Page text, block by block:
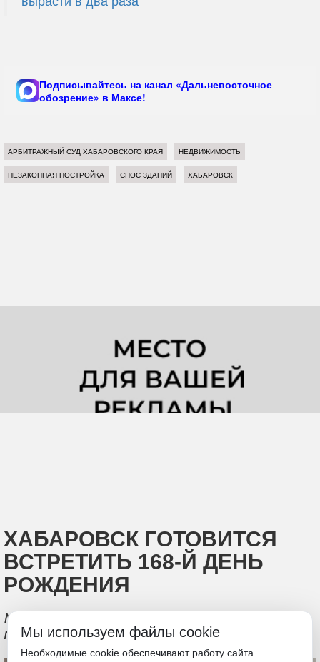
Подписывайтесь на канал «Дальневосточное
обозрение» в Максе!
АРБИТРАЖНЫЙ СУД ХАБАРОВСКОГО КРАЯ НЕДВИЖИМОСТЬ
НЕЗАКОННАЯ ПОСТРОЙКА СНОС ЗДАНИЙ ХАБАРОВСК
ХАБАРОВСК ГОТОВИТСЯ
ВСТРЕТИТЬ 168-Й ДЕНЬ
РОЖДЕНИЯ
Мэр Сергей Кравчук поручил провести
праздник мощно, ярко и безопасно
Мы используем файлы cookie
Необходимые cookie обеспечивают работу сайта.